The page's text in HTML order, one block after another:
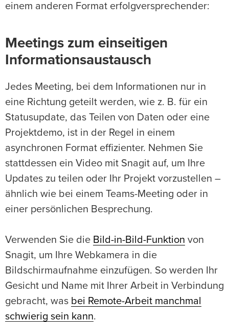
einem anderen Format erfolgversprechender:
Meetings zum einseitigen
Informationsaustausch
Jedes Meeting, bei dem Informationen nur in
eine Richtung geteilt werden, wie z. B. für ein
Statusupdate, das Teilen von Daten oder eine
Projektdemo, ist in der Regel in einem
asynchronen Format effizienter. Nehmen Sie
stattdessen ein Video mit Snagit auf, um Ihre
Updates zu teilen oder Ihr Projekt vorzustellen –
ähnlich wie bei einem Teams-Meeting oder in
einer persönlichen Besprechung.
Verwenden Sie die Bild-in-Bild-Funktion von
Snagit, um Ihre Webkamera in die
Bildschirmaufnahme einzufügen. So werden Ihr
Gesicht und Name mit Ihrer Arbeit in Verbindung
gebracht, was bei Remote-Arbeit manchmal
schwierig sein kann.